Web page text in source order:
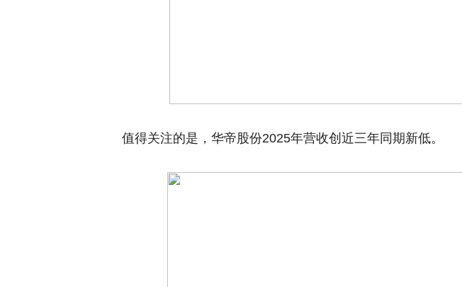
值得关注的是，华帝股份2025年营收创近三年同期新低。